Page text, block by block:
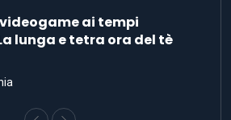
ai tempi
lunga e tetra ora del tè